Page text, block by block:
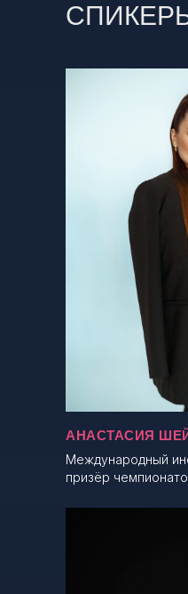
АНАСТАСИЯ
Международный
призёр